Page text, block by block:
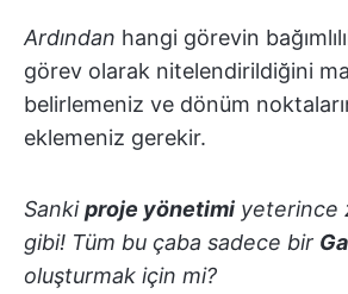
Ardından hangi görevin
görev olarak nitelendirildiğini
belirlemeniz ve dönüm
eklemeniz gerekir.
Sankiproje yönetimi yeterince
gibi! Tüm bu çaba sadece bir
oluşturmak için mi?